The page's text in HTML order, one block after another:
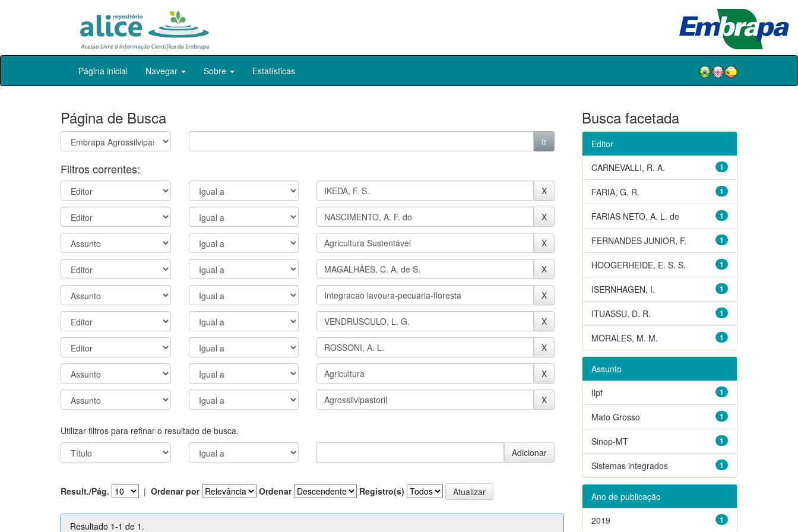
Skip
Página inicial Navegar Sobre Estatísticas
Página de Busca
Filtros correntes:
Utilizar filtros para refinar o resultado de busca.
Result./Pág. | Ordenar por Ordenar Registro(s)
Resultado 1-1 de 1.
Busca facetada
Editor
1
CARNEVALLI, R. A.
1
FARIA, G. R.
1
FARIAS NETO, A. L. de
1
FERNANDES JUNIOR, F.
1
HOOGERHEIDE, E. S. S.
1
ISERNHAGEN, I.
1
ITUASSU, D. R.
1
MORALES, M. M.
Assunto
1
Ilpf
1
Mato Grosso
1
Sinop-MT
1
Sistemas integrados
Ano de publicação
1
2019